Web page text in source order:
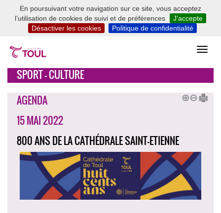
En poursuivant votre navigation sur ce site, vous acceptez
l’utilisation de cookies de suivi et de préférences
J’accepte
Désactiver les cookies
Politique de confidentialité
SPORT - CULTURE
AGENDA
15 MAI 2022
800 ANS DE LA CATHÉDRALE SAINT-ETIENNE